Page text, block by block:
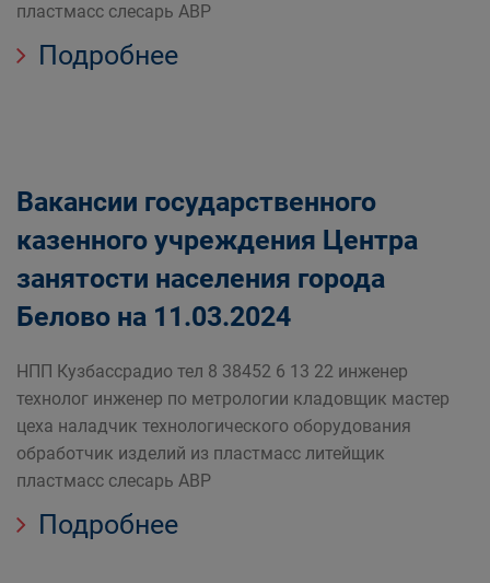
пластмасс слесарь АВР
Подробнее
Вакансии государственного
казенного учреждения Центра
занятости населения города
Белово на 11.03.2024
НПП Кузбассрадио тел 8 38452 6 13 22 инженер
технолог инженер по метрологии кладовщик мастер
цеха наладчик технологического оборудования
обработчик изделий из пластмасс литейщик
пластмасс слесарь АВР
Подробнее